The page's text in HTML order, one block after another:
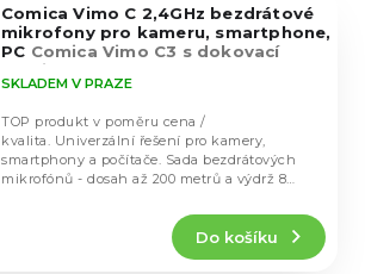
Comica Vimo C 2,4GHz bezdrátové
mikrofony pro kameru, smartphone,
PC Comica Vimo C3 s dokovací
stanicí
SKLADEM V PRAZE
Do košíku
TOP produkt v poměru cena /
kvalita. Univerzální řešení pro kamery,
smartphony a počítače. Sada bezdrátových
mikrofónů - dosah až 200 metrů a výdrž 8